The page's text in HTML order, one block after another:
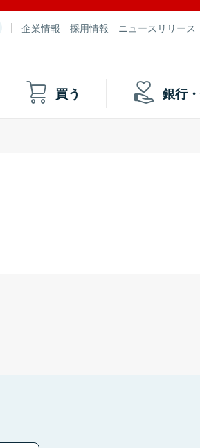
企業情報 採用情報 ニュースリリース
買う 銀行